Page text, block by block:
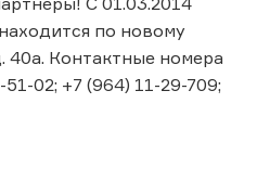
по новому
40а. Контактные номера
02; +7 (964) 11-29-709;